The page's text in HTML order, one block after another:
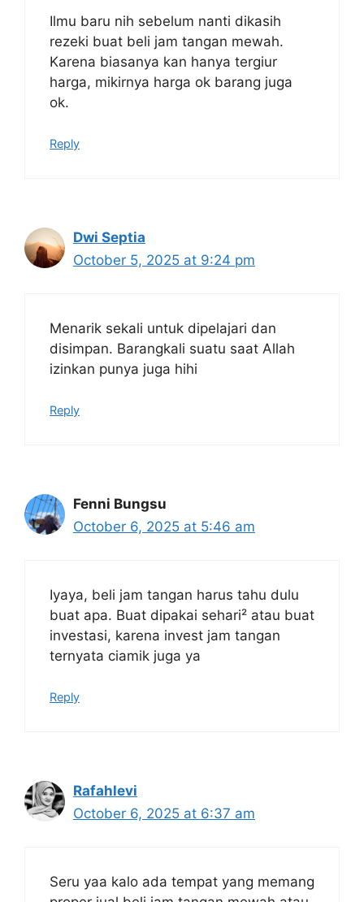
Ilmu baru nih sebelum nanti dikasih
rezeki buat beli jam tangan mewah.
Karena biasanya kan hanya tergiur
harga, mikirnya harga ok barang juga
ok.
Reply
Dwi Septia
October 5, 2025 at 9:24 pm
Menarik sekali untuk dipelajari dan
disimpan. Barangkali suatu saat Allah
izinkan punya juga hihi
Reply
Fenni Bungsu
October 6, 2025 at 5:46 am
Iyaya, beli jam tangan harus tahu dulu
buat apa. Buat dipakai sehari² atau buat
investasi, karena invest jam tangan
ternyata ciamik juga ya
Reply
Rafahlevi
October 6, 2025 at 6:37 am
Seru yaa kalo ada tempat yang memang